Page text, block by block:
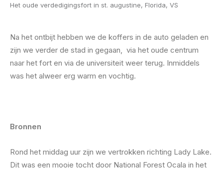
Het oude verdedigingsfort in st. augustine, Florida, VS
Na het ontbijt hebben we de koffers in de auto geladen en
zijn we verder de stad in gegaan, via het oude centrum
naar het fort en via de universiteit weer terug. Inmiddels
was het alweer erg warm en vochtig.
Bronnen
Rond het middag uur zijn we vertrokken richting Lady Lake.
Dit was een mooie tocht door National Forest Ocala in het